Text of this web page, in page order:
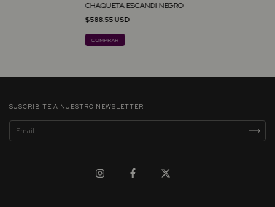
CHAQUETA ESCANDI NEGRO
$588.55 USD
COMPRAR
SUSCRIBITE A NUESTRO NEWSLETTER